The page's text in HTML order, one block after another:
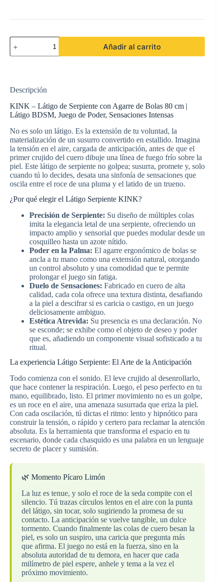
KINK
LÁTIGO
AGARRE
BOLAS
80
cantidad
Añadir al carrito
Descripción
KINK – Látigo de Serpiente con Agarre de Bolas 80 cm |
Látigo BDSM, Juego de Poder, Sensaciones Intensas
No es solo un látigo. Es la extensión de tu voluntad, la
materialización de un susurro convertido en estallido. Imagina
la tensión en el aire, cargada de anticipación, antes de que el
primer crujido del cuero dibuje una línea de fuego frío sobre la
piel. Este látigo de serpiente no golpea; susurra, promete y, solo
cuando tú lo decides, desata una sinfonía de sensaciones que
oscila entre el roce de una pluma y el latido de un trueno.
¿Por qué elegir el Látigo Serpiente KINK?
Precisión de Serpiente: Su diseño de múltiples colas
imita la elegancia letal de una serpiente, ofreciendo un
impacto amplio y sensorial que puedes modular desde un
cosquilleo hasta un azote nítido.
Poder en la Palma: El agarre ergonómico de bolas se
ancla a tu mano como una extensión natural, otorgando
un control absoluto y una comodidad que te permite
prolongar el juego sin fatiga.
Duelo de Sensaciones: Fabricado en cuero de alta
calidad, cada cola ofrece una textura distinta, desafiando
a la piel a descifrar si es caricia o castigo, en un juego
deliciosamente ambiguo.
Estética Atrevida: Su presencia es una declaración. No
se esconde; se exhibe como el objeto de deseo y poder
que es, añadiendo un componente visual sofisticado a tu
ritual.
La experiencia Látigo Serpiente: El Arte de la Anticipación
Todo comienza con el sonido. El leve crujido al desenrollarlo,
que hace contener la respiración. Luego, el peso perfecto en tu
mano, equilibrado, listo. El primer movimiento no es un golpe,
es un roce en el aire, una amenaza susurrada que eriza la piel.
Con cada oscilación, tú dictas el ritmo: lento y hipnótico para
construir la tensión, o rápido y certero para reclamar la atención
absoluta. Es la herramienta que transforma el espacio en tu
escenario, donde cada chasquido es una palabra en un lenguaje
secreto de placer y sumisión.
🌿 Momento Pícaro Limón
La luz es tenue, y solo el roce de la seda compite con el
silencio. Tú trazas círculos lentos en el aire con la punta
del látigo, sin tocar, solo sugiriendo la promesa de su
contacto. La anticipación se vuelve tangible, un dulce
tormento. Cuando finalmente las colas de cuero besan la
piel, es solo un suspiro, una caricia que pregunta más
que afirma. El juego no está en la fuerza, sino en la
absoluta autoridad de tu demora, en hacer que cada
milímetro de piel espere, anhele y tema a la vez el
próximo movimiento.